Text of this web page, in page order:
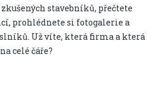
stavebníků, přečtete
prohlédnete si fotogalerie a
Už víte, která firma a která
celé čáře?